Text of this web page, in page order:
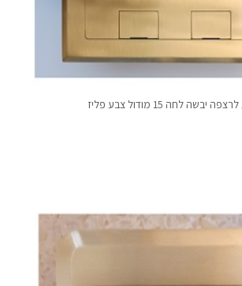
לחה 15 מודול צבע פליז